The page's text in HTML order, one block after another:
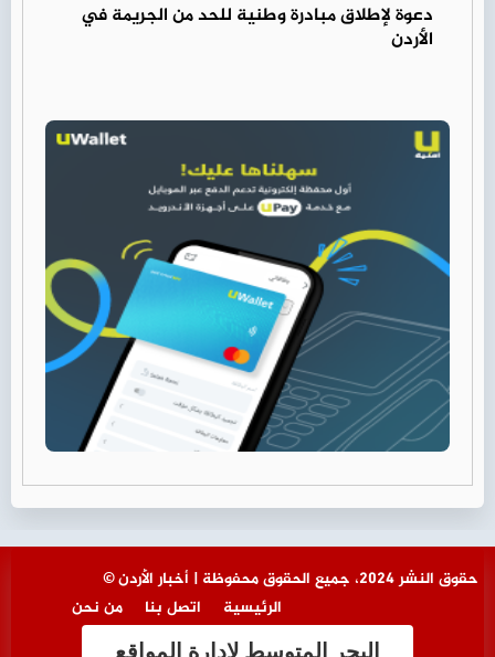
دعوة لإطلاق مبادرة وطنية للحد من الجريمة في
الأردن
© حقوق النشر 2024، جميع الحقوق محفوظة | أخبار الأردن
من نحن
اتصل بنا الرئيسية
البحر المتوسط لإدارة المواقع